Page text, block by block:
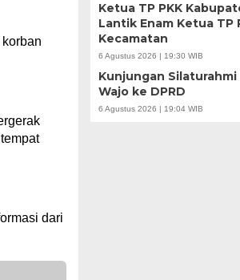
dari
Ketua TP PKK
Lantik Enam Ketua TP
Kecamatan
6 Agustus 2026 | 19:30 WIB
Kunjungan Silaturahmi
Wajo ke DPRD
6 Agustus 2026 | 19:04 WIB